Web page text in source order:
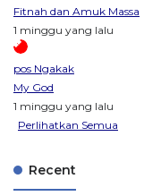
Fitnah dan Amuk Massa
1 minggu yang lalu
pos Ngakak
My God
1 minggu yang lalu
Perlihatkan Semua
Recent